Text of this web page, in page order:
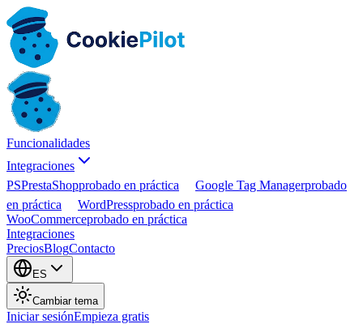
Funcionalidades
Integraciones
PSPrestaShopprobado en práctica Google Tag Managerprobado
en práctica
WordPressprobado en práctica
WooCommerceprobado en práctica
Integraciones
PreciosBlogContacto
ES
Cambiar tema
Iniciar sesiónEmpieza gratis